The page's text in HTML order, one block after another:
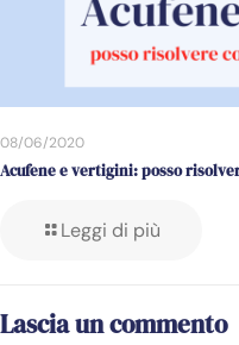
08/06/2020
Acufene e vertigini: posso
Leggi di più
Lascia un commento